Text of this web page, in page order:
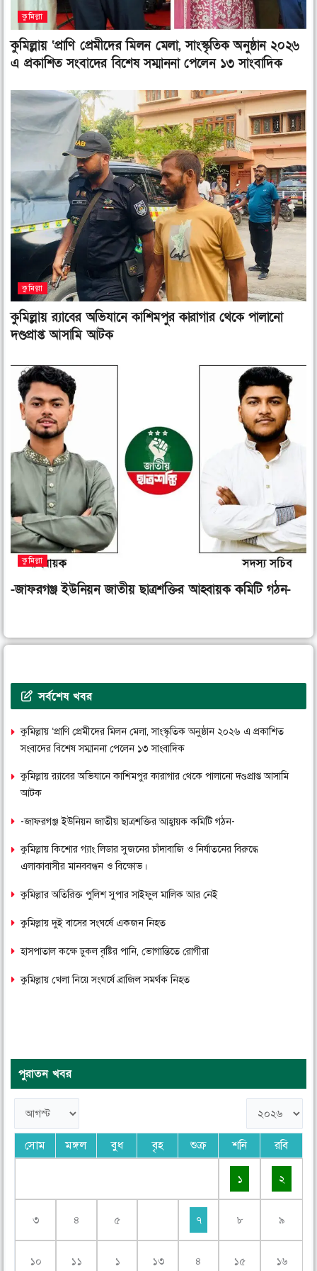
কুমিল্লা
কুমিল্লায় ‘প্রাণি প্রেমীদের মিলন মেলা, সাংস্কৃতিক অনুষ্ঠান ২০২৬
এ প্রকাশিত সংবাদের বিশেষ সম্মাননা পেলেন ১৩ সাংবাদিক
কুমিল্লা
কুমিল্লায় র‌্যাবের অভিযানে কাশিমপুর কারাগার থেকে পালানো
দণ্ডপ্রাপ্ত আসামি আটক
কুমিল্লা
-জাফরগঞ্জ ইউনিয়ন জাতীয় ছাত্রশক্তির আহ্বায়ক কমিটি গঠন-
সর্বশেষ খবর
কুমিল্লায় ‘প্রাণি প্রেমীদের মিলন মেলা, সাংস্কৃতিক অনুষ্ঠান ২০২৬ এ প্রকাশিত
সংবাদের বিশেষ সম্মাননা পেলেন ১৩ সাংবাদিক
কুমিল্লায় র‌্যাবের অভিযানে কাশিমপুর কারাগার থেকে পালানো দণ্ডপ্রাপ্ত আসামি
আটক
-জাফরগঞ্জ ইউনিয়ন জাতীয় ছাত্রশক্তির আহ্বায়ক কমিটি গঠন-
কুমিল্লায় কিশোর গ্যাং লিডার সুজনের চাঁদাবাজি ও নির্যাতনের বিরুদ্ধে
এলাকাবাসীর মানববন্ধন ও বিক্ষোভ।
কুমিল্লার অতিরিক্ত পুলিশ সুপার সাইফুল মালিক আর নেই
কুমিল্লায় দুই বাসের সংঘর্ষে একজন নিহত
হাসপাতাল কক্ষে ঢুকল বৃষ্টির পানি, ভোগান্তিতে রোগীরা
কুমিল্লায় খেলা নিয়ে সংঘর্ষে ব্রাজিল সমর্থক নিহত
পুরাতন খবর
সোম মঙ্গল বুধ বৃহ শুক্র শনি রবি
১ ২
৩ ৪ ৫ ৭ ৮ ৯
১০ ১১ ১ ১৩ ৪ ১৫ ১৬